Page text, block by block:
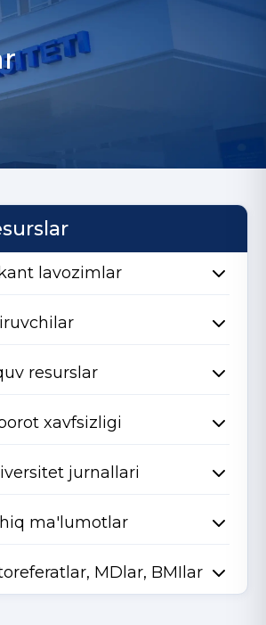
lavozimlar
resurslar
xavfsizligi
jurnallari
ma'lumotlar
MDlar, BMIlar